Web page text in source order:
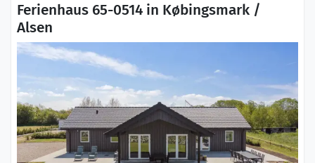
Ferienhaus 65-0514 in Købingsmark /
Alsen